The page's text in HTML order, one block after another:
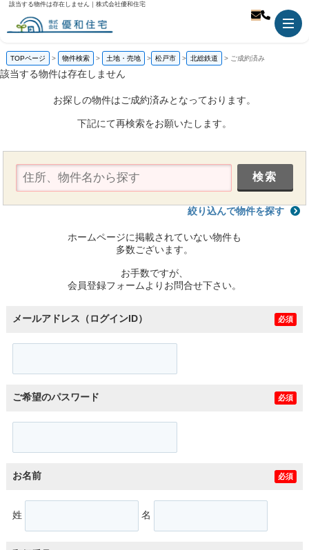
該当する物件は存在しません｜株式会社優和住宅
TOPページ 物件検索 土地・売地 松戸市 北総鉄道 ご成約済み
該当する物件は存在しません
お探しの物件はご成約済みとなっております。
下記にて再検索をお願いたします。
絞り込んで物件を探す
ホームページに掲載されていない物件も
多数ございます。
お手数ですが、
会員登録フォームよりお問合せ下さい。
メールアドレス（ログインID） 必須
ご希望のパスワード 必須
お名前 必須
姓 名